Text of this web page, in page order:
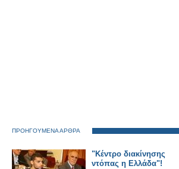
ΠΡΟΗΓΟΥΜΕΝΑ ΑΡΘΡΑ
"Kέντρο διακίνησης
ντόπας η Ελλάδα"!